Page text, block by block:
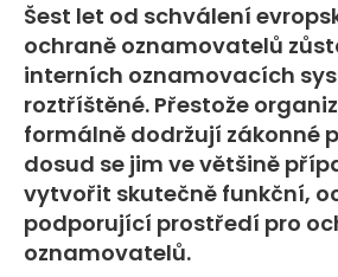
Šest let od schválení
ochraně oznamovatelů
interních oznamovacích
roztříštěné. Přestože
formálně dodržují zákonné
dosud se jim ve většině
vytvořit skutečně funkční,
podporující prostředí pro
oznamovatelů.